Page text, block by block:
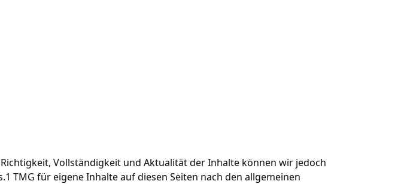
Vollständigkeit und Aktualität der Inhalte können wir jedoch
TMG für eigene Inhalte auf diesen Seiten nach den allgemeinen